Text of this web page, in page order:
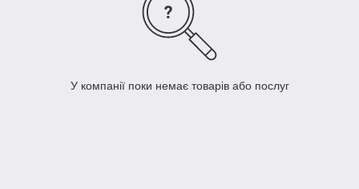
У компанії поки немає товарів або послуг